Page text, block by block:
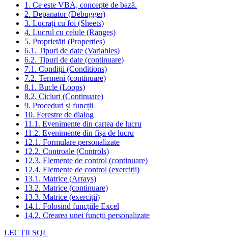
1. Ce este VBA, concepte de bază.
2. Depanator (Debugger)
3. Lucrați cu foi (Sheets)
4. Lucrul cu celule (Ranges)
5. Proprietăți (Properties)
6.1. Tipuri de date (Variables)
6.2. Tipuri de date (continuare)
7.1. Condiții (Conditions)
7.2. Termeni (continuare)
8.1. Bucle (Loops)
8.2. Cicluri (Continuare)
9. Proceduri și funcții
10. Ferestre de dialog
11.1. Evenimente din cartea de lucru
11.2. Evenimente din fișa de lucru
12.1. Formulare personalizate
12.2. Controale (Controls)
12.3. Elemente de control (continuare)
12.4. Elemente de control (exerciții)
13.1. Matrice (Arrays)
13.2. Matrice (continuare)
13.3. Matrice (exerciții)
14.1. Folosind funcțiile Excel
14.2. Crearea unei funcții personalizate
LECȚII SQL